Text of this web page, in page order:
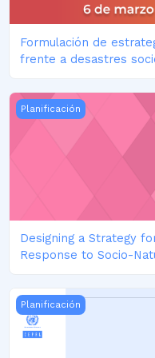
Formulación de
frente a desastres
Designing a Strategy
Planificación
Designing a Strategy
Response to Socio-
DIÁLOGOS
Planificación